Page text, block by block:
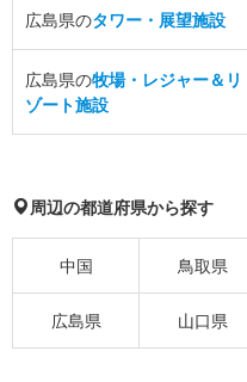
広島県のタワー・展望施設
広島県の牧場・レジャー＆リ
ゾート施設
周辺の都道府県から探す
中国 鳥取県
広島県 山口県